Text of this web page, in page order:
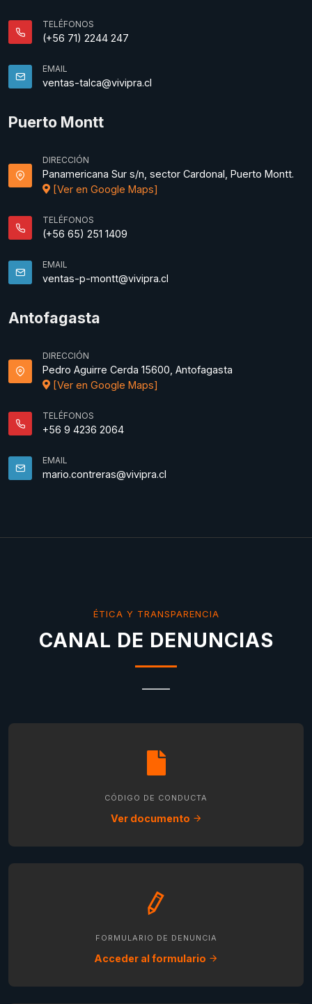
TELÉFONOS
(+56 71) 2244 247
EMAIL
ventas-talca@vivipra.cl
Puerto Montt
DIRECCIÓN
Panamericana Sur s/n, sector Cardonal, Puerto Montt.
[Ver en Google Maps]
TELÉFONOS
(+56 65) 251 1409
EMAIL
ventas-p-montt@vivipra.cl
Antofagasta
DIRECCIÓN
Pedro Aguirre Cerda 15600, Antofagasta
[Ver en Google Maps]
TELÉFONOS
+56 9 4236 2064
EMAIL
mario.contreras@vivipra.cl
ÉTICA Y TRANSPARENCIA
CANAL DE DENUNCIAS
CÓDIGO DE CONDUCTA
Ver documento
FORMULARIO DE DENUNCIA
Acceder al formulario